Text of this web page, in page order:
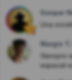
Gaspar
Una
Margie
Siempre
espacial